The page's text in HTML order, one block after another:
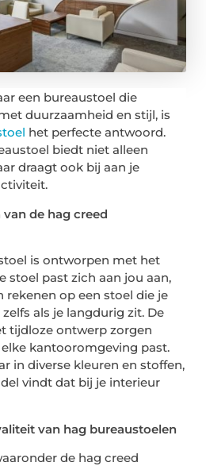
een bureaustoel die
duurzaamheid en stijl, is
het perfecte antwoord.
biedt niet alleen
draagt ook bij aan je
de hag creed
is ontworpen met het
stoel past zich aan jou aan,
rekenen op een stoel die je
als je langdurig zit. De
tijdloze ontwerp zorgen
kantooromgeving past.
in diverse kleuren en stoffen,
vindt dat bij je interieur
van hag bureaustoelen
de hag creed